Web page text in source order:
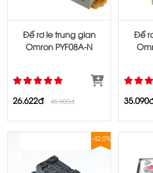
Đế rơ le trung gian
Omron PYF08A‐N
26.622đ 45.900đ
Đế
-42.0%